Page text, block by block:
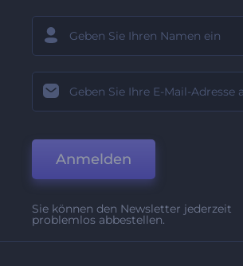
Anmelden
Sie können den Newsletter jederzeit
problemlos abbestellen.